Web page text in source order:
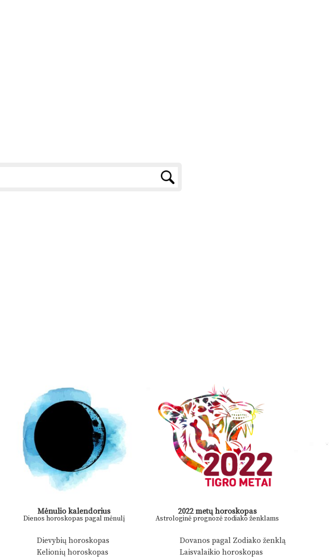
Mėnulio kalendorius
Dienos horoskopas pagal mėnulį
2022 metų horoskopas
Astrologinė prognozė zodiako ženklams
Dievybių horoskopas
Dovanos pagal Zodiako ženklą
Kelionių horoskopas
Laisvalaikio horoskopas